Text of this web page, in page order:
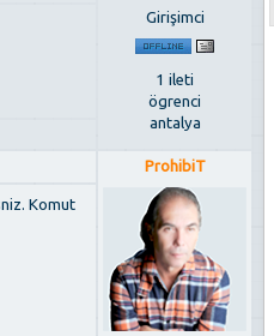
Girişimci
1 ileti
ögrenci
antalya
ProhibiT
Komut